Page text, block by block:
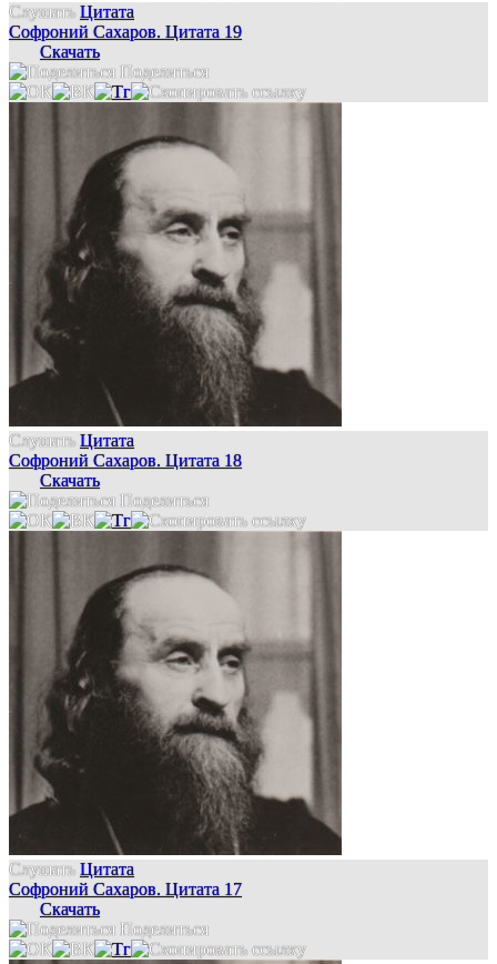
Слушать Цитата
Софроний Сахаров. Цитата 19
Скачать
Поделиться
Слушать Цитата
Софроний Сахаров. Цитата 18
Скачать
Поделиться
Слушать Цитата
Софроний Сахаров. Цитата 17
Скачать
Поделиться